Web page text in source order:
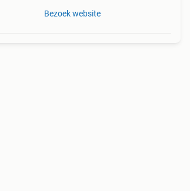
Bezoek website